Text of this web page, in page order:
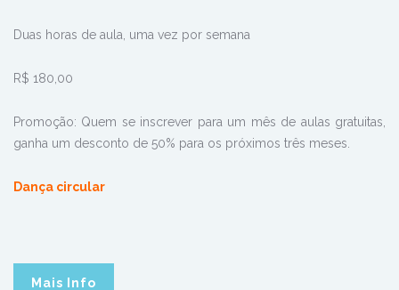
Duas horas de aula, uma vez por semana
R$ 180,00
Promoção: Quem se inscrever para um mês de aulas gratuitas,
ganha um desconto de 50% para os próximos três meses.
Dança circular
Mais Info